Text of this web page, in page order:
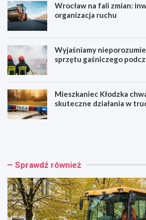
Wrocław na fali zmian:
organizacja ruchu
Wyjaśniamy
sprzętu gaśniczego
Mieszkaniec Kłodzka
skuteczne działania w
G
i
k
a
w
n
W
a
n
a
f
a
Sprawdź również